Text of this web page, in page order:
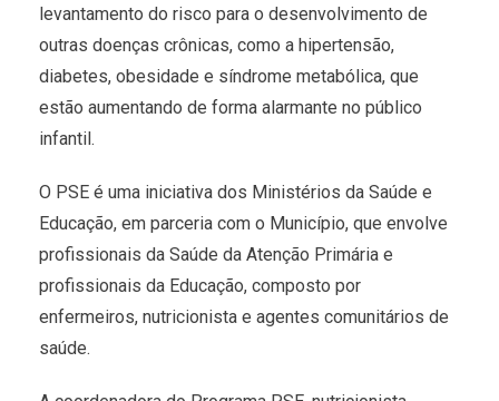
levantamento do risco para o desenvolvimento de
outras doenças crônicas, como a hipertensão,
diabetes, obesidade e síndrome metabólica, que
estão aumentando de forma alarmante no público
infantil.
O PSE é uma iniciativa dos Ministérios da Saúde e
Educação, em parceria com o Município, que envolve
profissionais da Saúde da Atenção Primária e
profissionais da Educação, composto por
enfermeiros, nutricionista e agentes comunitários de
saúde.